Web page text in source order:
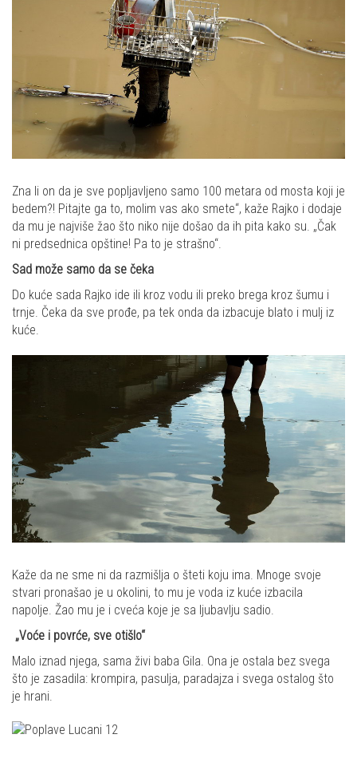
Zna li on da je sve popljavljeno samo 100 metara od mosta koji je
bedem?! Pitajte ga to, molim vas ako smete“, kaže Rajko i dodaje
da mu je najviše žao što niko nije došao da ih pita kako su. „Čak
ni predsednica opštine! Pa to je strašno“.
Sad može samo da se čeka
Do kuće sada Rajko ide ili kroz vodu ili preko brega kroz šumu i
trnje. Čeka da sve prođe, pa tek onda da izbacuje blato i mulj iz
kuće.
Kaže da ne sme ni da razmišlja o šteti koju ima. Mnoge svoje
stvari pronašao je u okolini, to mu je voda iz kuće izbacila
napolje. Žao mu je i cveća koje je sa ljubavlju sadio.
„Voće i povrće, sve otišlo“
Malo iznad njega, sama živi baba Gila. Ona je ostala bez svega
što je zasadila: krompira, pasulja, paradajza i svega ostalog što
je hrani.